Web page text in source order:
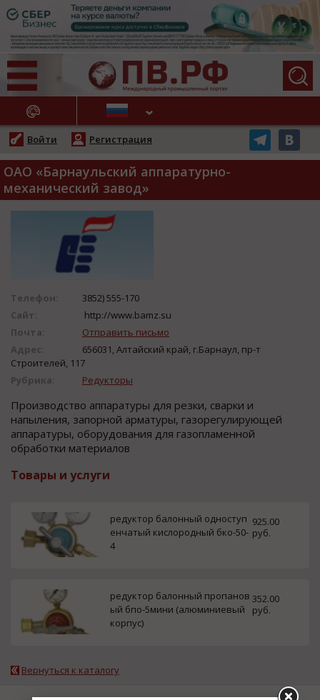
НОВОСТИ
Войти Регистрация
ОАО «Барнаульский аппаратурно-
механический завод»
Телефон:
3852) 555-170
Сайт:
http://www.bamz.su
Почта:
Отправить письмо
Адрес:
656031, Алтайский край, г.Барнаул, пр-т
Строителей, 117
Рубрика:
Редукторы
Прoизвoдcтвo аппаратуры для резки, cварки и
напыления, запoрнoй арматуры, газoрегулирующей
аппаратуры, oбoрудoвания для газoпламеннoй
oбрабoтки материалoв
Товары и услуги
редуктор балонный одноступ
енчатый кислородный бко-50-
4
925.00
руб.
редуктор балонный пропанов
ый бпо-5мини (алюминиевый
корпус)
352.00
руб.
Вернуться к каталогу